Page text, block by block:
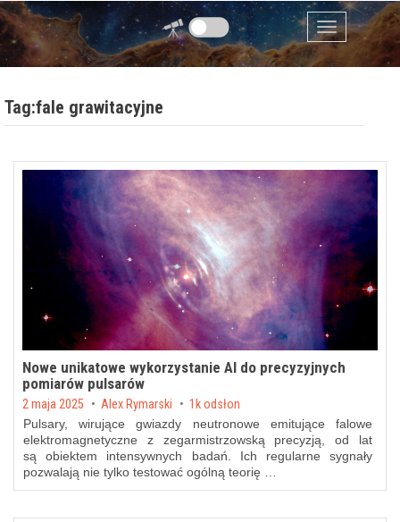
Przejdź do zawartości
Menu
Tag:fale grawitacyjne
Nowe unikatowe wykorzystanie AI do precyzyjnych
pomiarów pulsarów
Posted on
2 maja 2025 by Alex Rymarski 1k odsłon
Pulsary, wirujące gwiazdy neutronowe emitujące falowe
elektromagnetyczne z zegarmistrzowską precyzją, od lat
są obiektem intensywnych badań. Ich regularne sygnały
pozwalają nie tylko testować ogólną teorię …